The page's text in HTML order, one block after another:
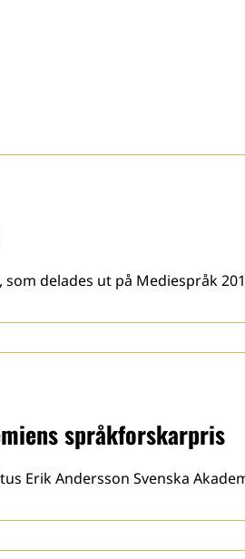
delades ut på Mediespråk
språkforskarpris
Erik Andersson Svenska